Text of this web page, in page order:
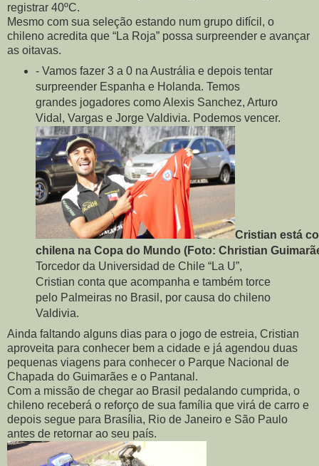
registrar 40ºC.
Mesmo com sua seleção estando num grupo difícil, o
chileno acredita que “La Roja” possa surpreender e avançar
as oitavas.
- Vamos fazer 3 a 0 na Austrália e depois tentar
surpreender Espanha e Holanda. Temos
grandes jogadores como Alexis Sanchez, Arturo
Vidal, Vargas e Jorge Valdivia. Podemos vencer.
Cristian está
chilena na Copa do Mundo (Foto: Christian
Torcedor da Universidad de Chile “La U”,
Cristian conta que acompanha e também torce
pelo Palmeiras no Brasil, por causa do chileno
Valdivia.
Ainda faltando alguns dias para o jogo de estreia, Cristian
aproveita para conhecer bem a cidade e já agendou duas
pequenas viagens para conhecer o Parque Nacional de
Chapada do Guimarães e o Pantanal.
Com a missão de chegar ao Brasil pedalando cumprida, o
chileno receberá o reforço de sua família que virá de carro e
depois segue para Brasília, Rio de Janeiro e São Paulo
antes de retornar ao seu país.